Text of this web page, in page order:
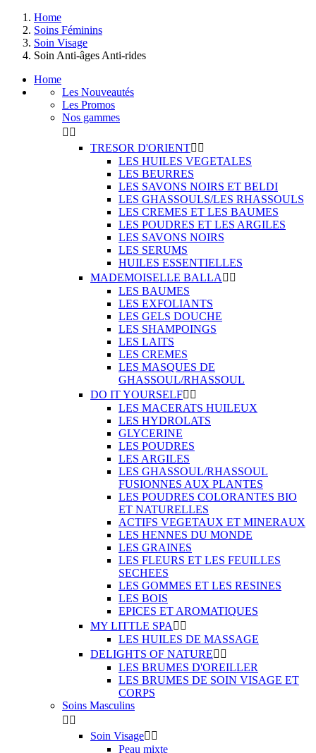
Home
Soins Féminins
Soin Visage
Soin Anti-âges Anti-rides
Home
Les Nouveautés
Les Promos
Nos gammes
 
TRESOR D'ORIENT 
LES HUILES VEGETALES
LES BEURRES
LES SAVONS NOIRS ET BELDI
LES GHASSOULS/LES RHASSOULS
LES CREMES ET LES BAUMES
LES POUDRES ET LES ARGILES
LES SAVONS NOIRS
LES SERUMS
HUILES ESSENTIELLES
MADEMOISELLE BALLA  
LES BAUMES
LES EXFOLIANTS
LES GELS DOUCHE
LES SHAMPOINGS
LES LAITS
LES CREMES
LES MASQUES DE
GHASSOUL/RHASSOUL
DO IT YOURSELF 
LES MACERATS HUILEUX
LES HYDROLATS
GLYCERINE
LES POUDRES
LES ARGILES
LES GHASSOUL/RHASSOUL
FUSIONNES AUX PLANTES
LES POUDRES COLORANTES BIO
ET NATURELLES
ACTIFS VEGETAUX ET MINERAUX
LES HENNES DU MONDE
LES GRAINES
LES FLEURS ET LES FEUILLES
SECHEES
LES GOMMES ET LES RESINES
LES BOIS
EPICES ET AROMATIQUES
MY LITTLE SPA  
LES HUILES DE MASSAGE
DELIGHTS OF NATURE 
LES BRUMES D'OREILLER
LES BRUMES DE SOIN VISAGE ET
CORPS
Soins Masculins
 
Soin Visage 
Peau mixte